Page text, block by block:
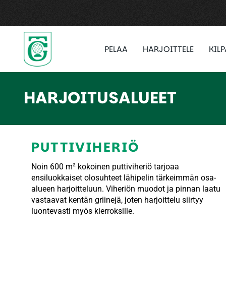
PELAA HARJOITTELE
HARJOITUSALUEET
PUTTIVIHERIÖ
Noin 600 m² kokoinen puttiviheriö tarjoaa
ensiluokkaiset olosuhteet lähipelin tärkeimmän osa-
alueen harjoitteluun. Viheriön muodot ja pinnan laatu
vastaavat kentän griinejä, joten harjoittelu siirtyy
luontevasti myös kierroksille.